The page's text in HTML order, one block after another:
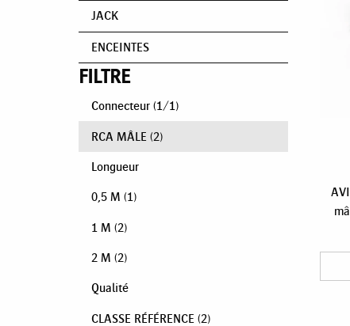
JACK
ENCEINTES
FILTRE
Connecteur (1/1)
RCA MÂLE (2)
Longueur
0,5 M (1)
1 M (2)
2 M (2)
Qualité
CLASSE RÉFÉRENCE (2)